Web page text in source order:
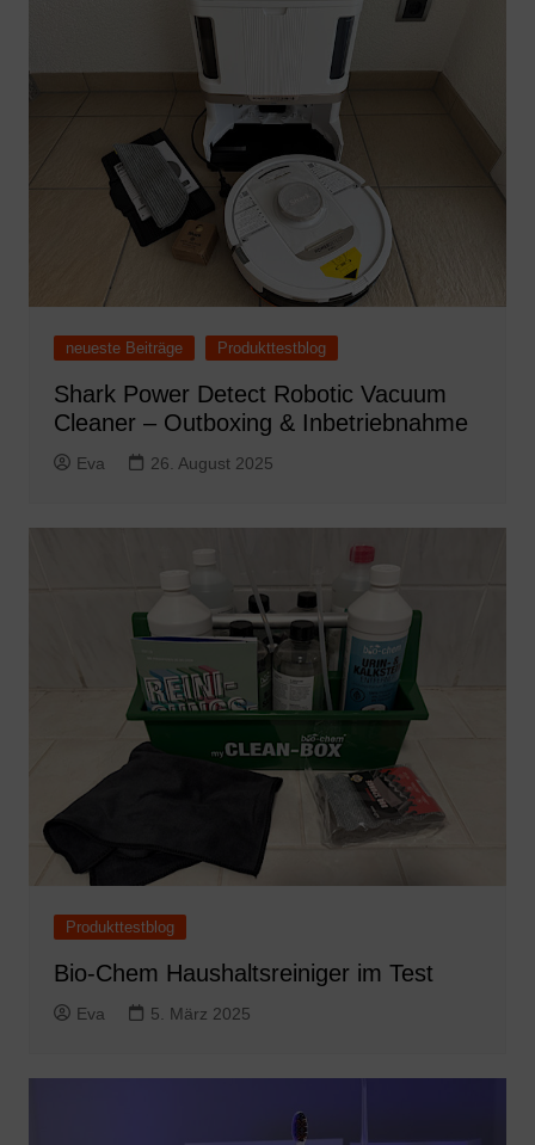
neueste Beiträge Produkttestblog
Shark Power Detect Robotic Vacuum
Cleaner – Outboxing & Inbetriebnahme
Eva 26. August 2025
Produkttestblog
Bio-Chem Haushaltsreiniger im Test
Eva 5. März 2025